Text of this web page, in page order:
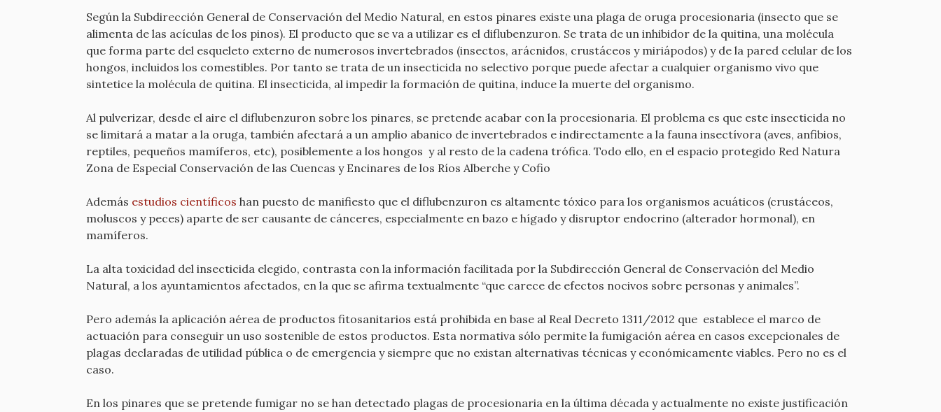
Según la Subdirección General de Conservación del Medio Natural, en estos pinares existe una plaga de oruga procesionaria (insecto que se
alimenta de las acículas de los pinos). El producto que se va a utilizar es el diflubenzuron. Se trata de un inhibidor de la quitina, una molécula
que forma parte del esqueleto externo de numerosos invertebrados (insectos, arácnidos, crustáceos y miriápodos) y de la pared celular de los
hongos, incluidos los comestibles. Por tanto se trata de un insecticida no selectivo porque puede afectar a cualquier organismo vivo que
sintetice la molécula de quitina. El insecticida, al impedir la formación de quitina, induce la muerte del organismo.
Al pulverizar, desde el aire el diflubenzuron sobre los pinares, se pretende acabar con la procesionaria. El problema es que este insecticida no
se limitará a matar a la oruga, también afectará a un amplio abanico de invertebrados e indirectamente a la fauna insectívora (aves, anfibios,
reptiles, pequeños mamíferos, etc), posiblemente a los hongos y al resto de la cadena trófica. Todo ello, en el espacio protegido Red Natura
Zona de Especial Conservación de las Cuencas y Encinares de los Ríos Alberche y Cofio
Además estudios científicos han puesto de manifiesto que el diflubenzuron es altamente tóxico para los organismos acuáticos (crustáceos,
moluscos y peces) aparte de ser causante de cánceres, especialmente en bazo e hígado y disruptor endocrino (alterador hormonal), en
mamíferos.
La alta toxicidad del insecticida elegido, contrasta con la información facilitada por la Subdirección General de Conservación del Medio
Natural, a los ayuntamientos afectados, en la que se afirma textualmente “que carece de efectos nocivos sobre personas y animales”.
Pero además la aplicación aérea de productos fitosanitarios está prohibida en base al Real Decreto 1311/2012 que establece el marco de
actuación para conseguir un uso sostenible de estos productos. Esta normativa sólo permite la fumigación aérea en casos excepcionales de
plagas declaradas de utilidad pública o de emergencia y siempre que no existan alternativas técnicas y económicamente viables. Pero no es el
caso.
En los pinares que se pretende fumigar no se han detectado plagas de procesionaria en la última década y actualmente no existe justificación